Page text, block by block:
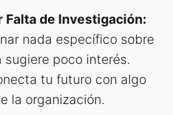
Falta de Investigación:
nada específico sobre
sugiere poco interés.
tu futuro con algo
la organización.